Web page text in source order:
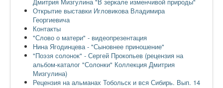
Открытие выставки Игловикова Владимира
Георгиевича
Контакты
"Слово о матери" - видеопрезентация
Нина Ягодинцева - "Сыновнее приношение"
"Поэзя солонок" - Сергей Прокопьев (рецензия на
альбом-каталог "Солонки" Коллекция Дмитрия
Мизгулина)
Рецензия на альманах Тобольск и вся Сибирь. Вып. 14